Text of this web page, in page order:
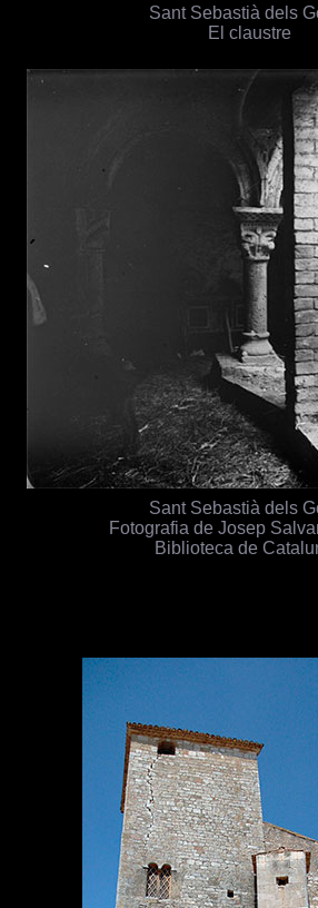
Sant Sebastià dels
El claustre
Sant Sebastià dels
Fotografia de Josep
Biblioteca de